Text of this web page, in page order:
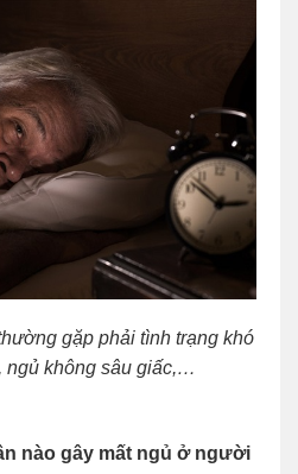
gặp phải tình trạng khó
ngủ không sâu giấc,…
nào gây mất ngủ ở người